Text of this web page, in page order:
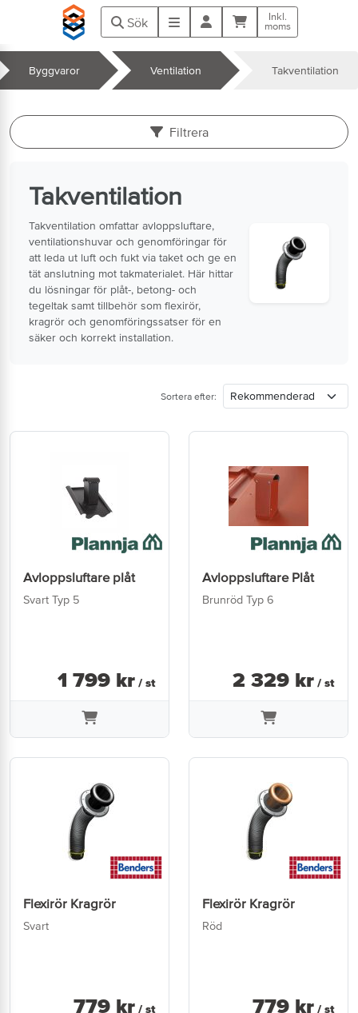
Hoppa till huvudinnehåll
Sök Meny Kundvagn
Inkl.
moms
Byggvaror Ventilation Takventilation
Filtrera
Takventilation
Takventilation omfattar avloppsluftare,
ventilationshuvar och genomföringar för
att leda ut luft och fukt via taket och ge en
tät anslutning mot takmaterialet. Här hittar
du lösningar för plåt-, betong- och
tegeltak samt tillbehör som flexirör,
kragrör och genomföringssatser för en
säker och korrekt installation.
Sortera efter:
Avloppsluftare plåt
Svart Typ 5
1 799 kr / st
Avloppsluftare Plåt
Brunröd Typ 6
2 329 kr / st
Flexirör Kragrör
Svart
779 kr / st
Flexirör Kragrör
Röd
779 kr / st